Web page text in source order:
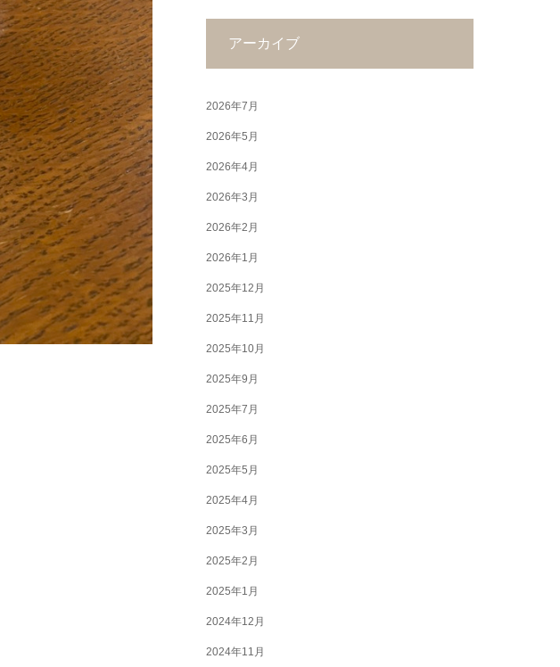
アーカイブ
2026年7月
2026年5月
2026年4月
2026年3月
2026年2月
2026年1月
2025年12月
2025年11月
2025年10月
2025年9月
2025年7月
2025年6月
2025年5月
2025年4月
2025年3月
2025年2月
2025年1月
2024年12月
2024年11月